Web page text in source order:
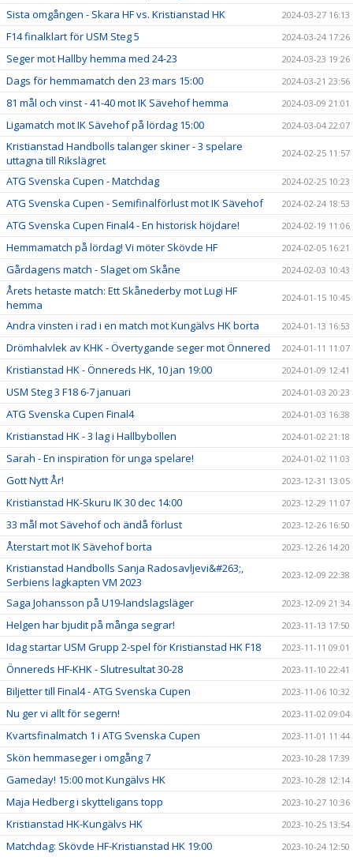
Sista omgången - Skara HF vs. Kristianstad HK 2024-03-27 16:13
F14 finalklart för USM Steg 5 2024-03-24 17:26
Seger mot Hallby hemma med 24-23 2024-03-23 19:26
Dags för hemmamatch den 23 mars 15:00 2024-03-21 23:56
81 mål och vinst - 41-40 mot IK Sävehof hemma 2024-03-09 21:01
Ligamatch mot IK Sävehof på lördag 15:00 2024-03-04 22:07
Kristianstad Handbolls talanger skiner - 3 spelare
uttagna till Rikslägret
2024-02-25 11:57
ATG Svenska Cupen - Matchdag 2024-02-25 10:23
ATG Svenska Cupen - Semifinalförlust mot IK Sävehof 2024-02-24 18:53
ATG Svenska Cupen Final4 - En historisk höjdare! 2024-02-19 11:06
Hemmamatch på lördag! Vi möter Skövde HF 2024-02-05 16:21
Gårdagens match - Slaget om Skåne 2024-02-03 10:43
Årets hetaste match: Ett Skånederby mot Lugi HF
hemma
2024-01-15 10:45
Andra vinsten i rad i en match mot Kungälvs HK borta 2024-01-13 16:53
Drömhalvlek av KHK - Övertygande seger mot Önnered 2024-01-11 11:07
Kristianstad HK - Önnereds HK, 10 jan 19:00 2024-01-09 12:41
USM Steg 3 F18 6-7 januari 2024-01-03 20:23
ATG Svenska Cupen Final4 2024-01-03 16:38
Kristianstad HK - 3 lag i Hallbybollen 2024-01-02 21:18
Sarah - En inspiration för unga spelare! 2024-01-02 11:03
Gott Nytt År! 2023-12-31 13:05
Kristianstad HK-Skuru IK 30 dec 14:00 2023-12-29 11:07
33 mål mot Sävehof och ändå förlust 2023-12-26 16:50
Återstart mot IK Sävehof borta 2023-12-26 14:20
Kristianstad Handbolls Sanja Radosavljevi&#263;,
Serbiens lagkapten VM 2023
2023-12-09 22:38
Saga Johansson på U19-landslagsläger 2023-12-09 21:34
Helgen har bjudit på många segrar! 2023-11-13 17:50
Idag startar USM Grupp 2-spel för Kristianstad HK F18 2023-11-11 09:01
Önnereds HF-KHK - Slutresultat 30-28 2023-11-10 22:41
Biljetter till Final4 - ATG Svenska Cupen 2023-11-06 10:32
Nu ger vi allt för segern! 2023-11-02 09:04
Kvartsfinalmatch 1 i ATG Svenska Cupen 2023-11-01 11:44
Skön hemmaseger i omgång 7 2023-10-28 17:39
Gameday! 15:00 mot Kungälvs HK 2023-10-28 12:14
Maja Hedberg i skytteligans topp 2023-10-27 10:36
Kristianstad HK-Kungälvs HK 2023-10-25 13:54
Matchdag: Skövde HF-Kristianstad HK 19:00 2023-10-24 12:50